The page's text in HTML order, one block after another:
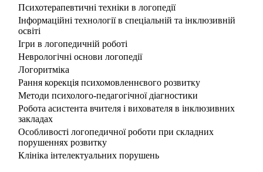
Психотерапевтичні техніки в логопедії
Інформаційні технології в спеціальній та інклюзивній
освіті
Ігри в логопедичній роботі
Неврологічні основи логопедії
Логоритміка
Рання корекція психомовленнєвого розвитку
Методи психолого-педагогічної діагностики
Робота асистента вчителя і вихователя в інклюзивних
закладах
Особливості логопедичної роботи при складних
порушеннях розвитку
Клініка інтелектуальних порушень